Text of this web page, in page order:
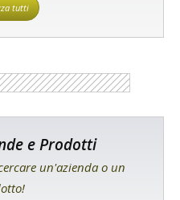
tutti
e Prodotti
un'azienda o un